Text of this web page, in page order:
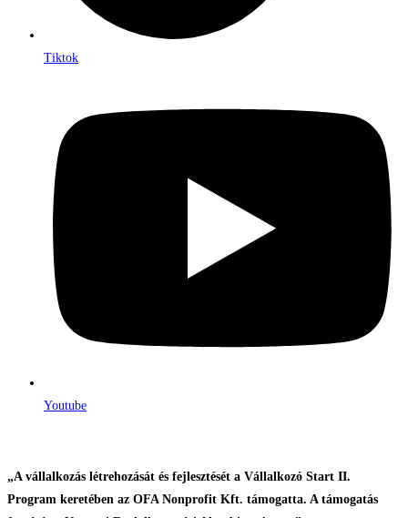
Tiktok
Youtube
„A vállalkozás létrehozását és fejlesztését a Vállalkozó Start II.
Program keretében az OFA Nonprofit Kft. támogatta. A támogatás